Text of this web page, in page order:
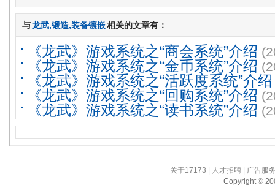
与龙武,锻造,装备镶嵌相关的文章有：
《龙武》游戏系统之“商会系统”介绍
《龙武》游戏系统之“金币系统”介绍
《龙武》游戏系统之“活跃度系统”介绍
《龙武》游戏系统之“回购系统”介绍
《龙武》游戏系统之“读书系统”介绍
关于17173 人才招聘
广告服
Copyright ©